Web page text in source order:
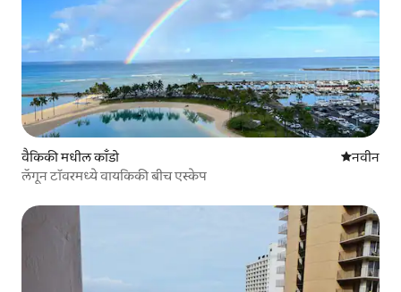
वैकिकी मधील काँडो नवीननवीन
लॅगून टॉवरमध्ये वायकिकी बीच एस्केप